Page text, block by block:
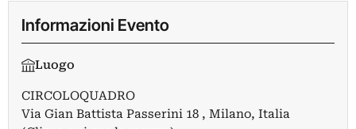
Informazioni Evento
Luogo
CIRCOLOQUADRO
Via Gian Battista Passerini 18 , Milano, Italia